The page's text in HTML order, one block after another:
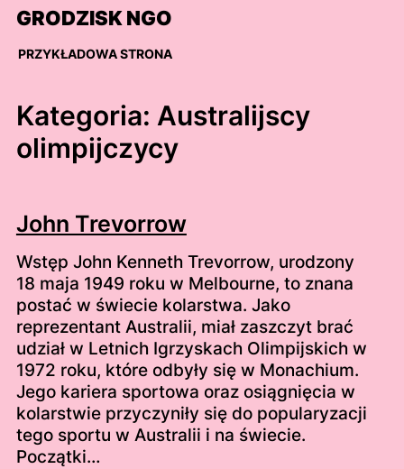
Skip
content
GRODZISK NGO
PRZYKŁADOWA STRONA
Kategoria: Australijscy
olimpijczycy
John Trevorrow
Wstęp John Kenneth Trevorrow, urodzony
18 maja 1949 roku w Melbourne, to znana
postać w świecie kolarstwa. Jako
reprezentant Australii, miał zaszczyt brać
udział w Letnich Igrzyskach Olimpijskich w
1972 roku, które odbyły się w Monachium.
Jego kariera sportowa oraz osiągnięcia w
kolarstwie przyczyniły się do popularyzacji
tego sportu w Australii i na świecie.
Początki…